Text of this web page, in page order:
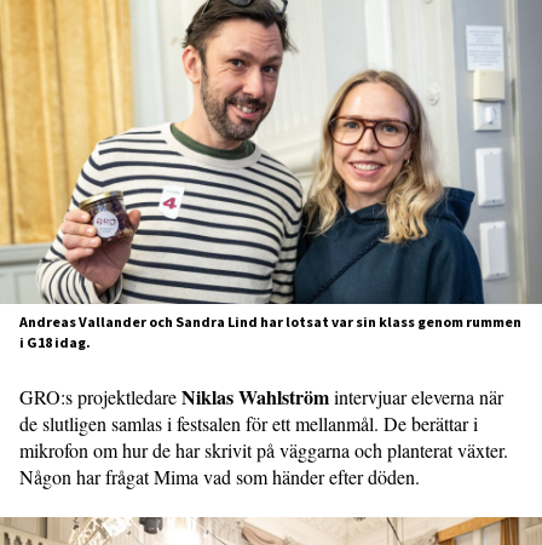
Andreas Vallander och Sandra Lind har lotsat var sin klass genom rummen
i G18 idag.
GRO:s projektledareNiklas Wahlströmintervjuar eleverna när
de slutligen samlas i festsalen för ett mellanmål. De berättar i
mikrofon om hur de har skrivit på väggarna och planterat växter.
Någon har frågat Mima vad som händer efter döden.